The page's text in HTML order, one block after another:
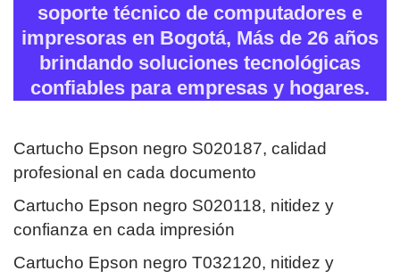
soporte técnico de computadores e
impresoras en Bogotá, Más de 26 años
brindando soluciones tecnológicas
confiables para empresas y hogares.
Cartucho Epson negro S020187, calidad
profesional en cada documento
Cartucho Epson negro S020118, nitidez y
confianza en cada impresión
Cartucho Epson negro T032120, nitidez y